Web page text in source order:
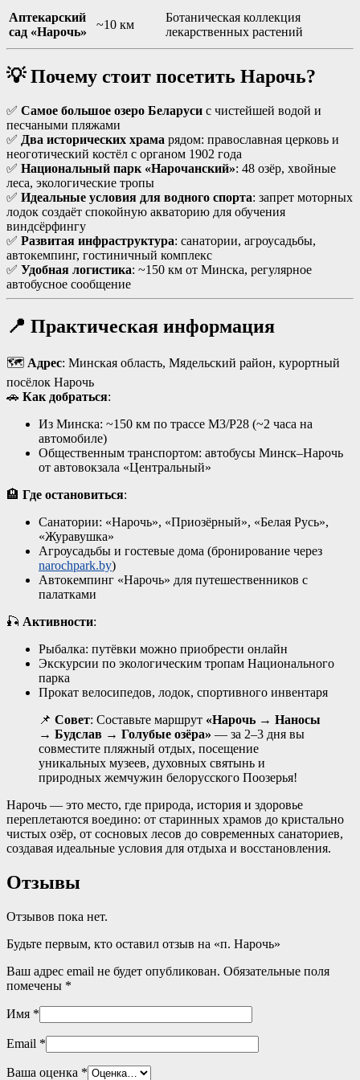
Аптекарский
сад «Нарочь»
~10 км
Ботаническая коллекция
лекарственных растений
💡 Почему стоит посетить Нарочь?
✅ Самое большое озеро Беларуси с чистейшей водой и
песчаными пляжами
✅ Два исторических храма рядом: православная церковь и
неоготический костёл с органом 1902 года
✅ Национальный парк «Нарочанский»: 48 озёр, хвойные
леса, экологические тропы
✅ Идеальные условия для водного спорта: запрет моторных
лодок создаёт спокойную акваторию для обучения
виндсёрфингу
✅ Развитая инфраструктура: санатории, агроусадьбы,
автокемпинг, гостиничный комплекс
✅ Удобная логистика: ~150 км от Минска, регулярное
автобусное сообщение
📍 Практическая информация
🗺️ Адрес: Минская область, Мядельский район, курортный
посёлок Нарочь
🚗 Как добраться:
Из Минска: ~150 км по трассе М3/Р28 (~2 часа на
автомобиле)
Общественным транспортом: автобусы Минск–Нарочь
от автовокзала «Центральный»
🏨 Где остановиться:
Санатории: «Нарочь», «Приозёрный», «Белая Русь»,
«Журавушка»
Агроусадьбы и гостевые дома (бронирование через
narochpark.by)
Автокемпинг «Нарочь» для путешественников с
палатками
🎣 Активности:
Рыбалка: путёвки можно приобрести онлайн
Экскурсии по экологическим тропам Национального
парка
Прокат велосипедов, лодок, спортивного инвентаря
📌 Совет: Составьте маршрут «Нарочь → Наносы
→ Будслав → Голубые озёра» — за 2–3 дня вы
совместите пляжный отдых, посещение
уникальных музеев, духовных святынь и
природных жемчужин белорусского Поозерья!
Нарочь — это место, где природа, история и здоровье
переплетаются воедино: от старинных храмов до кристально
чистых озёр, от сосновых лесов до современных санаториев,
создавая идеальные условия для отдыха и восстановления.
Отзывы
Отзывов пока нет.
Будьте первым, кто оставил отзыв на «п. Нарочь»
Ваш адрес email не будет опубликован. Обязательные поля
помечены *
Имя *
Email *
Ваша оценка *